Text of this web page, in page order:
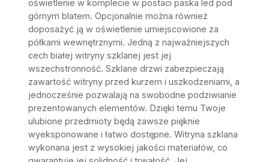
oświetlenie w komplecie w postaci paska led pod
górnym blatem. Opcjonalnie można również
doposażyć ją w oświetlenie umiejscowione za
półkami wewnętrznymi. Jedną z najważniejszych
cech białej witryny szklanej jest jej
wszechstronność. Szklane drzwi zabezpieczają
zawartość witryny przed kurzem i uszkodzeniami, a
jednocześnie pozwalają na swobodne podziwianie
prezentowanych elementów. Dzięki temu Twoje
ulubione przedmioty będą zawsze pięknie
wyeksponowane i łatwo dostępne. Witryna szklana
wykonana jest z wysokiej jakości materiałów, co